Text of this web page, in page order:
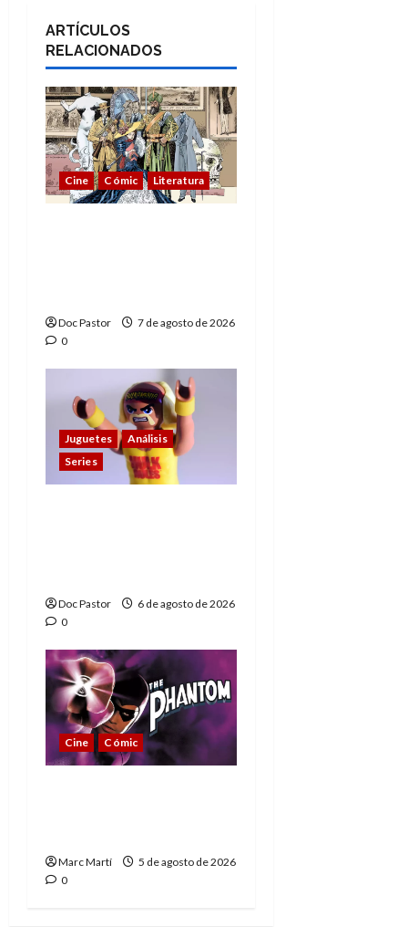
ARTÍCULOS
RELACIONADOS
Cine Cómic Literatura
Doc Pastor
7 de agosto de 2026
0
Juguetes
Análisis
Series
Doc Pastor
6 de agosto de 2026
0
Cine Cómic
Marc Martí
5 de agosto de 2026
0